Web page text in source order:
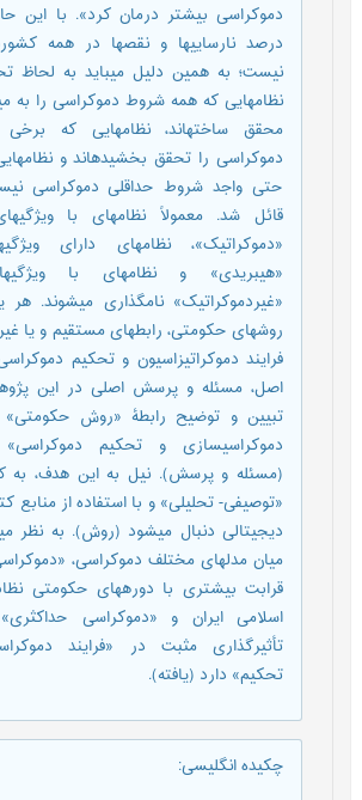
دموکراسی بیشتر درمان کرد». با این
درصد نارسایی‏ها و نقص‏ها در همه
نیست؛ به همین دلیل می‏باید به لحاظ
نظام‏هایی که همه شروط دموکراسی را به
محقق ساخته‏اند، نظام‏هایی که
دموکراسی را تحقق بخشیده‏اند و
حتی واجد شروط حداقلی دموکراسی
قائل شد. معمولاً نظام‏های با
«دموکراتیک»، نظام‏های دارای
«هیبریدی» و نظام‏های با
«غیردموکراتیک» نا‏م‏گذاری می‏شوند. هر
روش‏های حکومتی، رابطه‏ای مستقیم و یا
فرایند دموکراتیزاسیون و تحکیم
اصل، مسئله و پرسش اصلی در این
تبیین و توضیح رابطۀ «روش حکومتی»
دموکراسی‏سازی و تحکیم دموکراسی»
(مسئله و پرسش). نیل به این هدف،
«توصیفی- تحلیلی» و با استفاده از منابع
دیجیتالی دنبال می‏شود (روش). به نظر
میان مدل‏های مختلف دموکراسی،
قرابت بیشتری با دوره‏های حکومتی
اسلامی ایران و «دموکراسی
تأثیرگذاری مثبت در «فرایند
تحکیم» دارد (یافته).
چکیده انگلیسی: